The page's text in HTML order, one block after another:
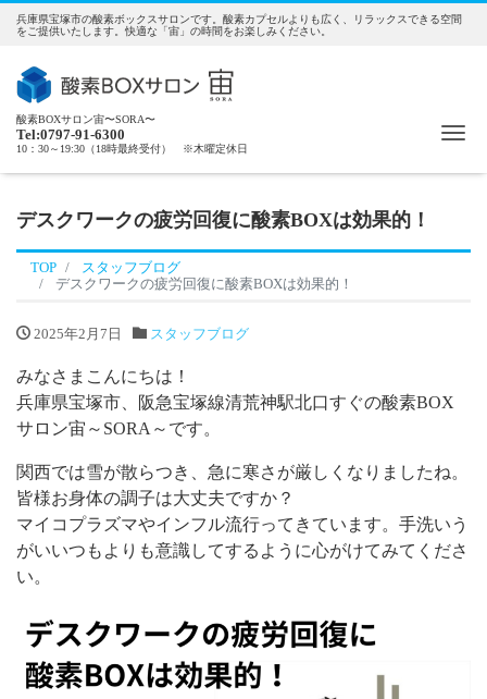
兵庫県宝塚市の酸素ボックスサロンです。酸素カプセルよりも広く、リラックスできる空間
をご提供いたします。快適な「宙」の時間をお楽しみください。
酸素BOXサロン宙〜SORA〜
Tel:0797-91-6300
10：30～19:30（18時最終受付） ※木曜定休日
デスクワークの疲労回復に酸素BOXは効果的！
TOP
スタッフブログ
デスクワークの疲労回復に酸素BOXは効果的！
2025年2月7日 スタッフブログ
みなさまこんにちは！
兵庫県宝塚市、阪急宝塚線清荒神駅北口すぐの酸素BOX
サロン宙～SORA～です。
関西では雪が散らつき、急に寒さが厳しくなりましたね。
皆様お身体の調子は大丈夫ですか？
マイコプラズマやインフル流行ってきています。手洗いう
がいいつもよりも意識してするように心がけてみてくださ
い。